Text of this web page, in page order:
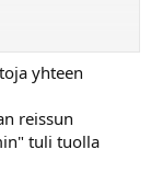
kysellä...
yhteen
reissun
tuli tuolla